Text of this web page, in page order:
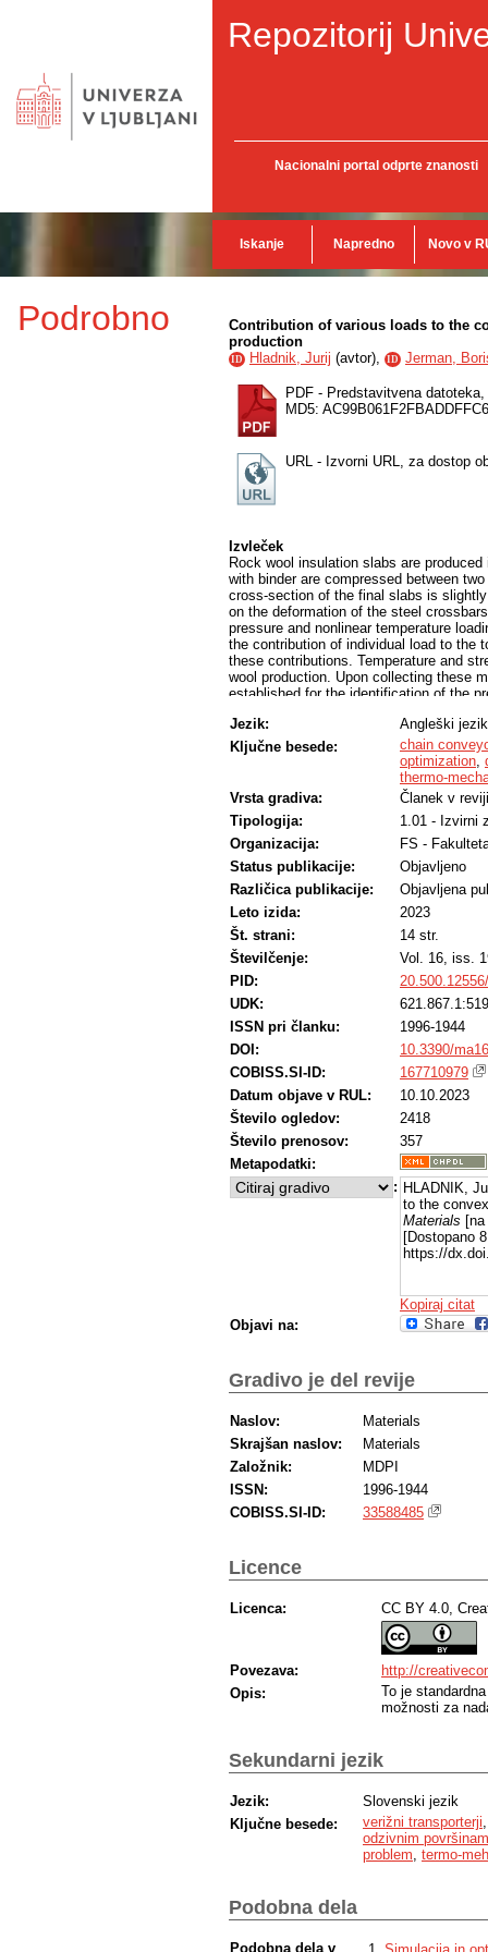
Repozitorij
Nacionalni portal odprte znanosti
Iskanje Napredno Novo v
Podrobno
Contribution of various loads to the
production
ID Hladnik, Jurij (avtor), ID Jerman,
PDF - Predstavitvena datoteka,
MD5:
URL - Izvorni URL, za dostop
Izvleček
Rock wool insulation slabs are
with binder are compressed between
cross-section of the final slabs is
on the deformation of the steel
pressure and nonlinear temperature
the contribution of individual load to the
these contributions. Temperature and
wool production. Upon collecting these
established for the identification of the
for the identification of the deflection of
was established and applied on the
crossbars and the final shape of the
Jezik:
Angleški jezik
Ključne besede:
chain
optimization,
thermo-
Vrsta gradiva:
Članek v reviji
Tipologija:
1.01 - Izvirni
Organizacija:
FS -
Status publikacije:
Objavljeno
Različica publikacije:
Objavljena
Leto izida:
2023
Št. strani:
14 str.
Številčenje:
Vol. 16, iss.
PID:
UDK:
ISSN pri članku:
1996-1944
DOI:
10.3390/
COBISS.SI-ID:
167710979
Datum objave v RUL:
10.10.2023
Število ogledov:
2418
Število prenosov:
357
Metapodatki:
: HLADNIK,
to the
Materials
[Dostopano
https://
Kopiraj citat
Objavi na:
Gradivo je del revije
Naslov:
Materials
Skrajšan naslov:
Materials
Založnik:
MDPI
ISSN:
1996-1944
COBISS.SI-ID:
33588485
Licence
Licenca: CC BY 4.0,
Povezava:
http://
Opis:
To je
možnosti za
Sekundarni jezik
Jezik:
Slovenski jezik
Ključne besede:
verižni transporterji
odzivnim površinam
problem termo-
Podobna dela
Podobna dela v Simulacija in